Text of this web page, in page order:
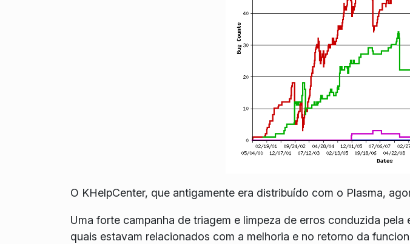
O KHelpCenter, que antigamente era distribuído com o Plasma,
Uma forte campanha de triagem e limpeza de erros conduzida
quais estavam relacionados com a melhoria e no retorno da